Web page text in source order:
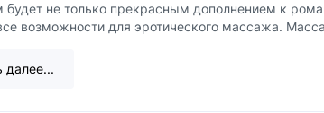
будет не только прекрасным дополнением к
возможности для эротического массажа.
далее...